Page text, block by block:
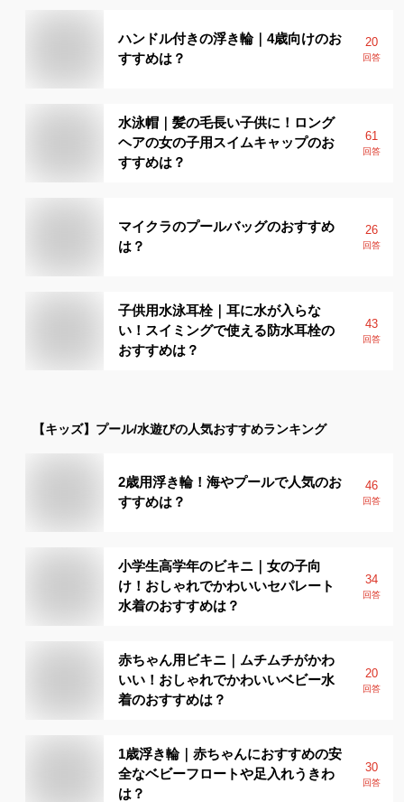
ハンドル付きの浮き輪｜4歳向けのお
すすめは？
20
回答
水泳帽｜髪の毛長い子供に！ロング
ヘアの女の子用スイムキャップのお
すすめは？
61
回答
マイクラのプールバッグのおすすめ
は？
26
回答
子供用水泳耳栓｜耳に水が入らな
い！スイミングで使える防水耳栓の
おすすめは？
43
回答
【キッズ】 プール/水遊びの人気おすすめランキング
2歳用浮き輪！海やプールで人気のお
すすめは？
46
回答
小学生高学年のビキニ｜女の子向
け！おしゃれでかわいいセパレート
水着のおすすめは？
34
回答
赤ちゃん用ビキニ｜ムチムチがかわ
いい！おしゃれでかわいいベビー水
着のおすすめは？
20
回答
1歳浮き輪｜赤ちゃんにおすすめの安
全なベビーフロートや足入れうきわ
は？
30
回答